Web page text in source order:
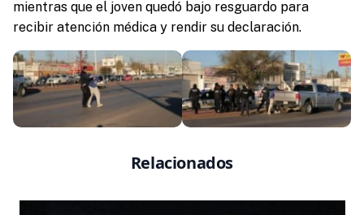
mientras que el joven quedó bajo resguardo para
recibir atención médica y rendir su declaración.
Relacionados